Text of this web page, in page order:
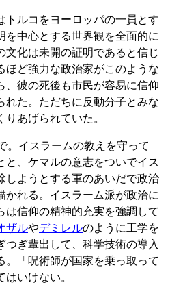
トルコをヨーロッパの一員とす
を中心とする世界観を全面的に
文化は未開の証明であると信じ
ほど強力な政治家がこのような
、彼の死後も市民が容易に信仰
れた。ただちに反動分子とみな
あげられていた。
。イスラームの教えを守って
、ケマルの意志をついでイス
しようとする軍のあいだで政治
かれる。イスラーム派が政治に
信仰の精神的充実を強調して
ザルやデミレルのように工学を
ぎ輩出して、科学技術の導入
。「呪術師が国家を乗っ取って
いけない。